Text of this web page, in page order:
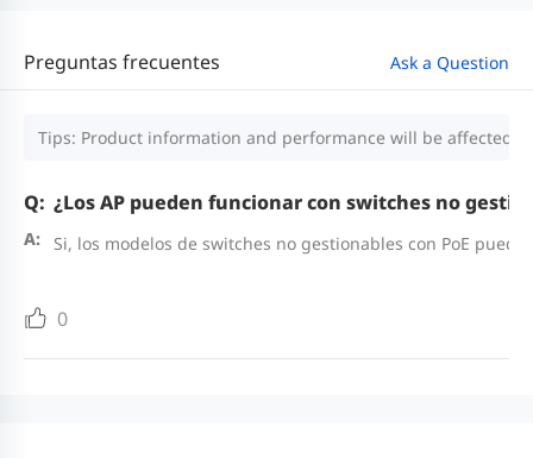
Preguntas frecuentes Ask a Question
Tips: Product information and performance will be affected
¿Los AP pueden funcionar con switches no
Si, los modelos de switches no gestionables con PoE
0